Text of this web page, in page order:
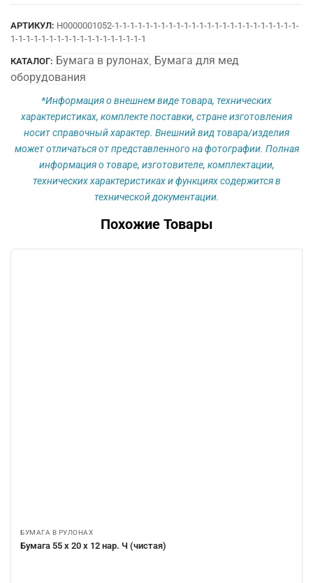
АРТИКУЛ: Н0000001052-1-1-1-1-1-1-1-1-1-1-1-1-1-1-1-1-1-1-1-1-1-1-1-1-
1-1-1-1-1-1-1-1-1-1-1-1-1-1-1-1-1-1
КАТАЛОГ: Бумага в рулонах, Бумага для мед
оборудования
*Информация о внешнем виде товара, технических
характеристиках, комплекте поставки, стране изготовления
носит справочный характер. Внешний вид товара/изделия
может отличаться от представленного на фотографии. Полная
информация о товаре, изготовителе, комплектации,
технических характеристиках и функциях содержится в
технической документации.
Похожие Товары
БУМАГА В РУЛОНАХ
Бумага 55 х 20 х 12 нар. Ч (чистая)